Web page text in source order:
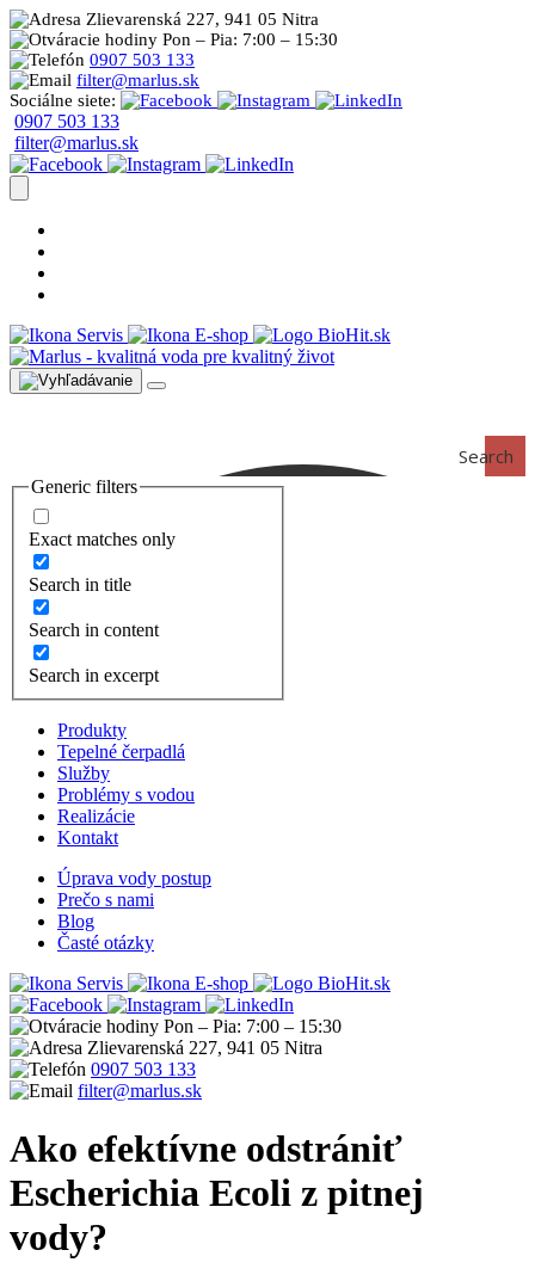
Zlievarenská 227, 941 05 Nitra
Pon – Pia: 7:00 – 15:30
0907 503 133
filter@marlus.sk
Sociálne siete:
0907 503 133
filter@marlus.sk
Servis E-shop
Search
Generic filters
Exact matches only
Search in title
Search in content
Search in excerpt
Produkty
Tepelné čerpadlá
Služby
Problémy s vodou
Realizácie
Kontakt
Úprava vody postup
Prečo s nami
Blog
Časté otázky
Servis
E-shop
Pon – Pia: 7:00 – 15:30
Zlievarenská 227, 941 05 Nitra
0907 503 133
filter@marlus.sk
Ako efektívne odstrániť
Escherichia Ecoli z pitnej
vody?